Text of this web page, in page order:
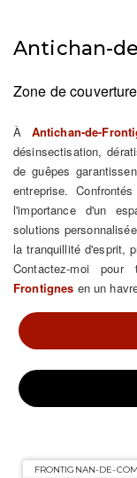
Antichan-
Zone de
À Antichan-de-
désinsectisation,
de guêpes
entreprise.
l'importance d'un
solutions
la tranquillité d'esprit,
Contactez-moi
Frontignes en un
FRONTIGNAN-DE-